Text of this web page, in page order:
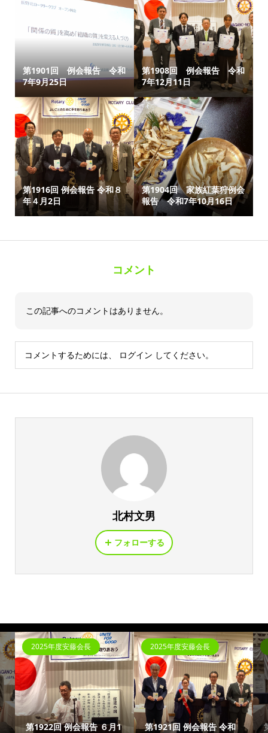
第1901回 例会報告 令和
7年9月25日
第1908回 例会報告 令和
7年12月11日
第1916回 例会報告 令和８
年４月2日
第1904回 家族紅葉狩例会
報告 令和7年10月16日
コメント
この記事へのコメントはありません。
コメントするためには、 ログイン してください。
北村文男
フォローする
2025年度安藤会長
第1922回 例会報告 ６月1
2025年度安藤会長
第1921回 例会報告 令和